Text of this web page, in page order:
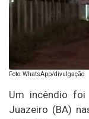
Foto: WhatsApp/divulgação
Um incêndio
Juazeiro (BA)